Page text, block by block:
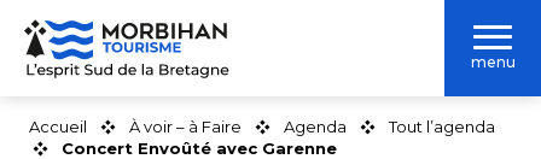
Aller
contenu
menu
Accueil À voir – à Faire Agenda
Tout l’agenda
Concert Envoûté avec Garenne